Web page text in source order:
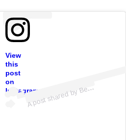
View
this
post
on
Instagram
A
en
P
n